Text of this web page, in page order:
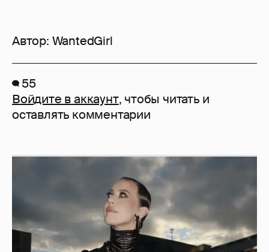
Автор: WantedGirl
55
Войдите в аккаунт, чтобы читать и
оставлять комментарии